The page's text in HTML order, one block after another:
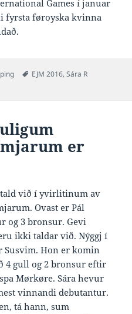
Games í januar
fyrsta føroyska kvinna
Tags
EJM 2016,Sára R
4:59.73 og nýtt føroyskt met og
er
við í yvirlitinum av
Ovast er Pál
og 3 bronsur. Gevi
ikki taldar við. Nýggj í
Susvim. Hon er komin
4 gull og 2 bronsur eftir
Mørkøre. Sára hevur
vinnandi debutantur.
tá hann, sum